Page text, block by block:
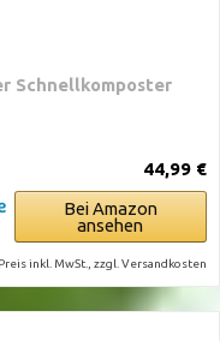
Schnellkomposter
44,99 €
Bei Amazon
ansehen
Preis inkl. MwSt., zzgl. Versandkosten